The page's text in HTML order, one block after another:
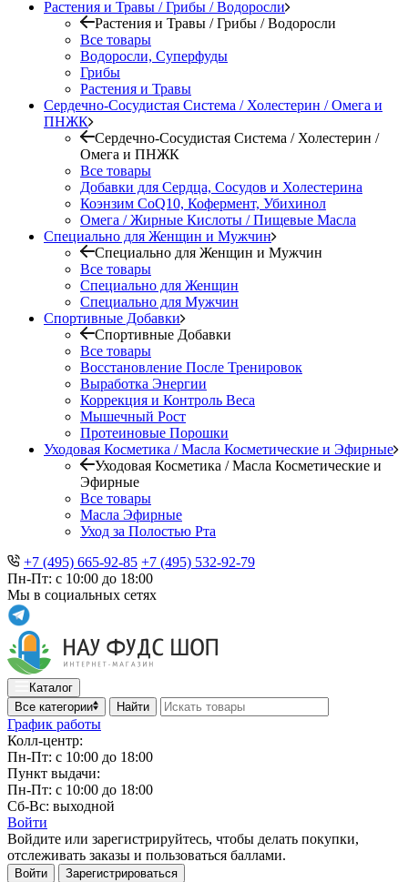
Растения и Травы / Грибы / Водоросли
Растения и Травы / Грибы / Водоросли
Все товары
Водоросли, Суперфуды
Грибы
Растения и Травы
Сердечно-Сосудистая Система / Холестерин / Омега и
ПНЖК
Сердечно-Сосудистая Система / Холестерин /
Омега и ПНЖК
Все товары
Добавки для Сердца, Сосудов и Холестерина
Коэнзим CoQ10, Кофермент, Убихинол
Омега / Жирные Кислоты / Пищевые Масла
Специально для Женщин и Мужчин
Специально для Женщин и Мужчин
Все товары
Специально для Женщин
Специально для Мужчин
Спортивные Добавки
Спортивные Добавки
Все товары
Восстановление После Тренировок
Выработка Энергии
Коррекция и Контроль Веса
Мышечный Рост
Протеиновые Порошки
Уходовая Косметика / Масла Косметические и Эфирные
Уходовая Косметика / Масла Косметические и
Эфирные
Все товары
Масла Эфирные
Уход за Полостью Рта
+7 (495) 665-92-85 +7 (495) 532-92-79
Пн-Пт: с 10:00 до 18:00
Мы в социальных сетях
Каталог
Все категории
Найти
График работы
Колл-центр:
Пн-Пт: с 10:00 до 18:00
Пункт выдачи:
Пн-Пт: с 10:00 до 18:00
Сб-Вс: выходной
Войти
Войдите или зарегистрируйтесь, чтобы делать покупки,
отслеживать заказы и пользоваться баллами.
Войти Зарегистрироваться